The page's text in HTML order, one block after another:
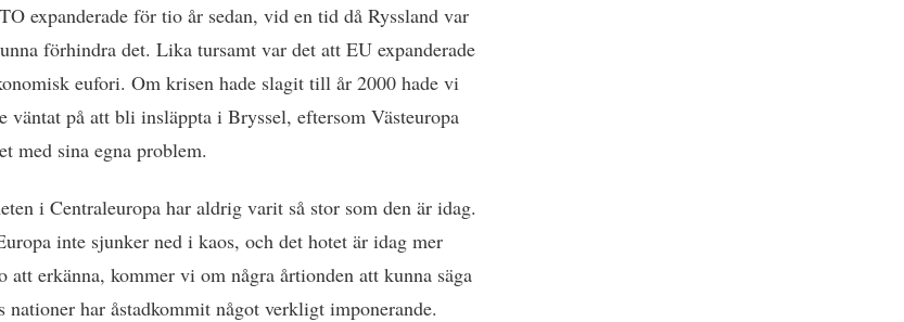
expanderade för tio år sedan, vid en tid då Ryssland var
förhindra det. Lika tursamt var det att EU expanderade
eufori. Om krisen hade slagit till år 2000 hade vi
väntat på att bli insläppta i Bryssel, eftersom Västeuropa
med sina egna problem.
i Centraleuropa har aldrig varit så stor som den är idag.
inte sjunker ned i kaos, och det hotet är idag mer
att erkänna, kommer vi om några årtionden att kunna säga
nationer har åstadkommit något verkligt imponerande.